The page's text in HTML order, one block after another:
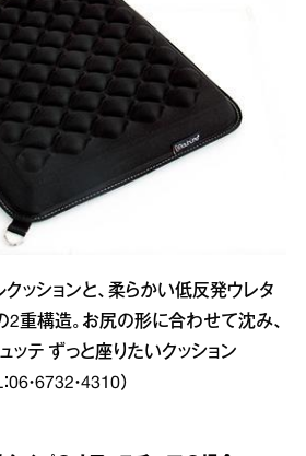
ッションと、柔らかい低反発ウレタ
2重構造。お尻の形に合わせて沈み、
ッテ ずっと座りたいクッション
・6732・4310）